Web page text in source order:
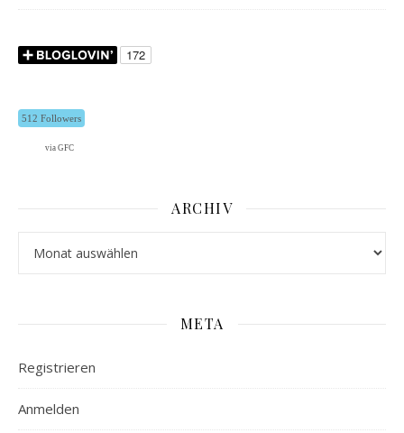
512 Followers
via GFC
ARCHIV
META
Registrieren
Anmelden